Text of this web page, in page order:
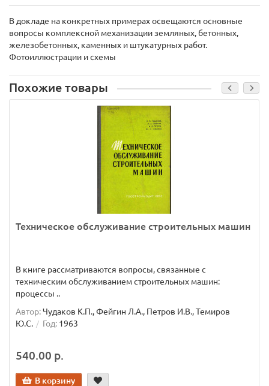
В докладе на конкретных примерах освещаются основные
вопросы комплексной механизации земляных, бетонных,
железобетонных, каменных и штукатурных работ.
Фотоиллюстрации и схемы
Похожие товары
Техническое обслуживание строительных машин
В книге рассматриваются вопросы, связанные с
техническим обслуживанием строительных машин:
процессы ..
Автор:Чудаков К.П., Фейгин Л.А., Петров И.В., Темиров
Ю.С.
Год: 1963
540.00 р.
В корзину